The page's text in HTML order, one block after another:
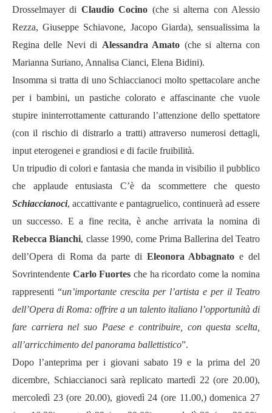
Drosselmayer di Claudio Cocino (che si alterna con Alessio
Rezza, Giuseppe Schiavone, Jacopo Giarda), sensualissima la
Regina delle Nevi di Alessandra Amato (che si alterna con
Marianna Suriano, Annalisa Cianci, Elena Bidini).
Insomma si tratta di uno Schiaccianoci molto spettacolare anche
per i bambini, un pastiche colorato e affascinante che vuole
stupire ininterrottamente catturando l’attenzione dello spettatore
(con il rischio di distrarlo a tratti) attraverso numerosi dettagli,
input eterogenei e grandiosi e di facile fruibilità.
Un tripudio di colori e fantasia che manda in visibilio il pubblico
che applaude entusiasta C’è da scommettere che questo
Schiaccianoci, accattivante e pantagruelico, continuerà ad essere
un successo. E a fine recita, è anche arrivata la nomina di
Rebecca Bianchi, classe 1990, come Prima Ballerina del Teatro
dell’Opera di Roma da parte di Eleonora Abbagnato e del
Sovrintendente Carlo Fuortes che ha ricordato come la nomina
rappresenti “un’importante crescita per l’artista e per il Teatro
dell’Opera di Roma: offrire a un talento italiano l’opportunità di
fare carriera nel suo Paese e contribuire, con questa scelta,
all’arricchimento del panorama ballettistico”.
Dopo l’anteprima per i giovani sabato 19 e la prima del 20
dicembre, Schiaccianoci sarà replicato martedì 22 (ore 20.00),
mercoledì 23 (ore 20.00), giovedì 24 (ore 11.00,) domenica 27